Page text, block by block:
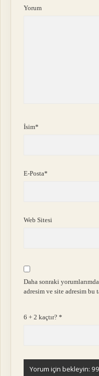
Yorum
İsim*
E-Posta*
Web Sitesi
Daha sonraki
adresim ve site adresim bu
6 + 2 kaçtır?*